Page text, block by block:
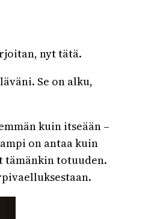
nyt tätä.
Se on alku,
kuin itseään –
on antaa kuin
tämänkin totuuden.